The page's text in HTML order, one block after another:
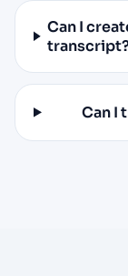
Can I
Can I